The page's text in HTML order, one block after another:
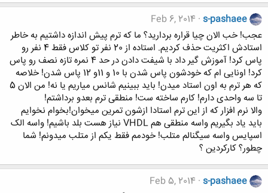
s-pashaee
Feb 6, 2014
عجب! خب الان چیا قراره بردارید؟ ما که ترم پیش اندازه داشتیم به خاطر
استادش اکثریت حذف کردیم. استاده از 20 نفر تو کلاس فقط 4 نفر رو
پاس کرد! آموزش گیر داد با شیفت دادن در حد 4 نمره تازه نصف رو پاس
کرد! اونایی ام که خودشون پاس شدن با 10 و 11و 12 پاس شدن! خلاصه
که هر ترم به اون استاد میدن! باید ببینیم شانس میاریم یا نه! من الان 5
تا سه واحدی دارم! کارم ساخته ست! منطقی ترم بعدو برداشتم!
والا نرم افزار که از این ترم استادا ازشون تمرین میخوان!بخوام نخوایم
باید یاد بگیریم واسه منطقی هم VHDL نیاز هست بلد باشیم! واسه الک
اسپایس واسه سیگنالم متلب! خودمم فقط یکم از متلب میدونم! شما
چطور؟ کارکردین ؟
s-pashaee
Feb 5, 2014